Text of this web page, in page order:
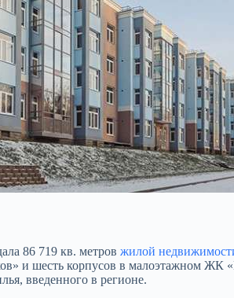
86 719 кв. метров жилой
и шесть корпусов в малоэтажном
введенного в регионе.